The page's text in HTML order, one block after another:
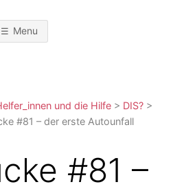
Menu
und die Hilfe > DIS? >
#81 – der erste Autounfall
#81 –